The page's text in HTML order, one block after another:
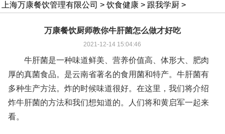
上海万康餐饮管理有限公司 > 饮食健康 > 跟我学厨 >
万康餐饮厨师教你牛肝菌怎么做才好吃
2021-12-14 15:04:46
牛肝菌是一种味道鲜美、营养价值高、体形大、肥肉
厚的真菌食品。是云南省著名的食用菌和特产。牛肝菌有
多种生产方法。炸的时候味道很好。在这里，我们将介绍
炸牛肝菌的方法和我们想知道的。人们将和黄启军一起来
看。